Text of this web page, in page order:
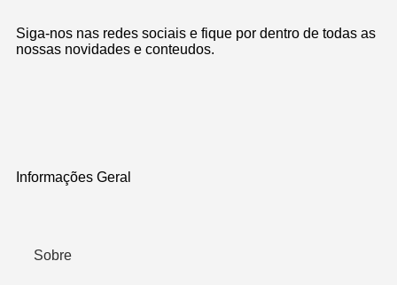
Siga-nos nas redes sociais e fique por dentro de todas as
nossas novidades e conteudos.
Informações Geral
Sobre